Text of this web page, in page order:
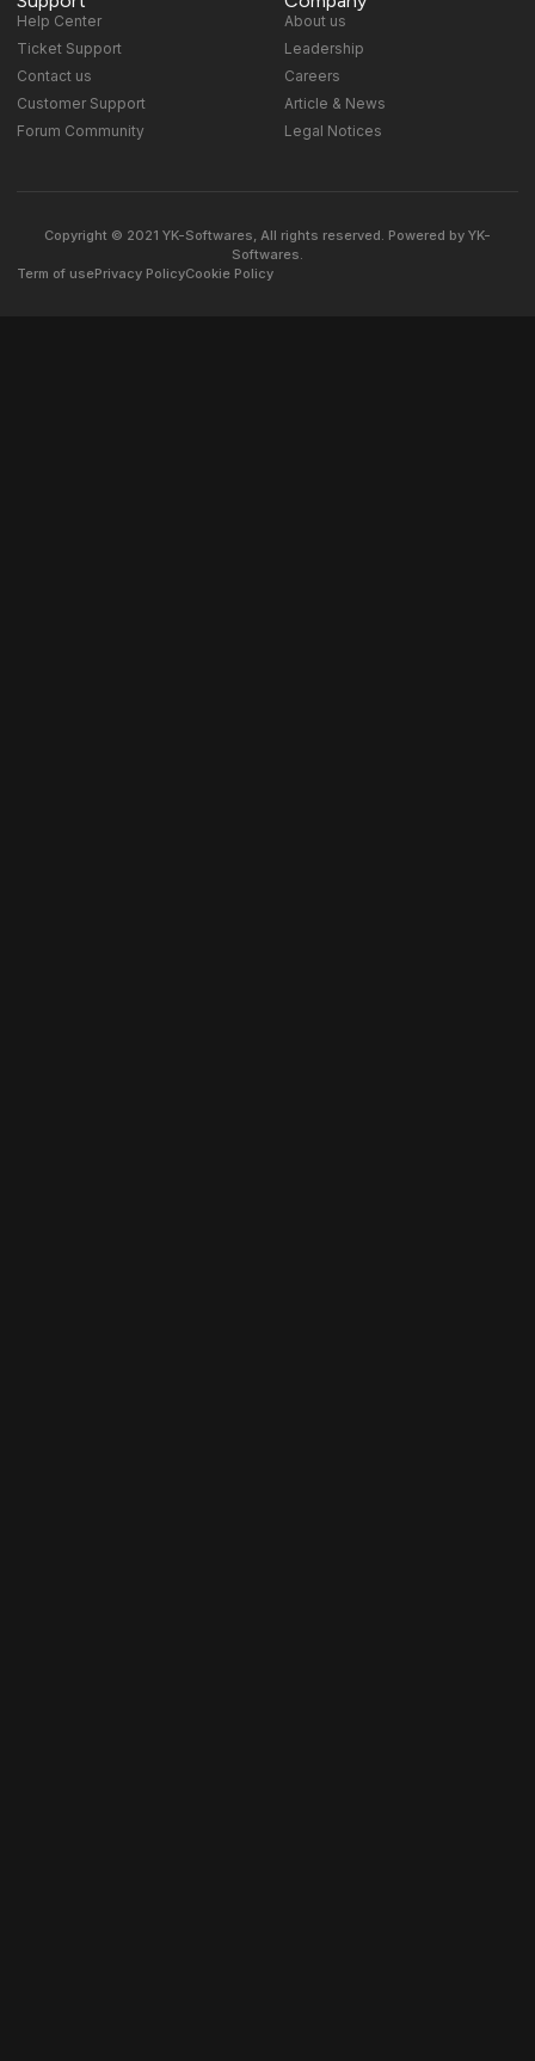
Help Center
Ticket Support
Contact us
Customer Support
Forum Community
About us
Leadership
Careers
Article & News
Legal Notices
Copyright © 2021 YK-Softwares, All rights reserved. Powered by YK-
Softwares.
Term of usePrivacy PolicyCookie Policy